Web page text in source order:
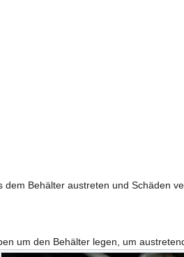
Behälter austreten und Schäden
um den Behälter legen, um